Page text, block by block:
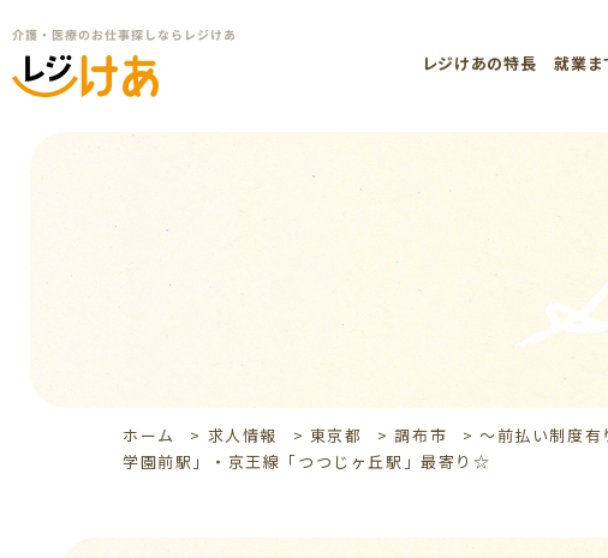
レジけあの特長 就業ま
ホーム > 求人情報 > 東京都 >調布市 >～前払い制度
学園前駅」・京王線「つつじヶ丘駅」最寄り☆